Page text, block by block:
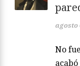
agosto
No